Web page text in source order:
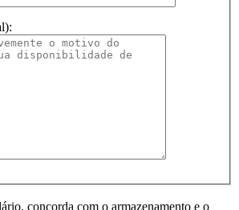
concorda com o armazenamento e o